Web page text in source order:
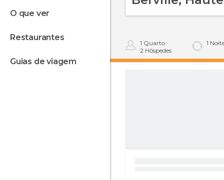
o que ver
restaurantes
guias de viagem
1 Quarto
2 Hóspedes
1